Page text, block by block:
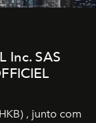
Inc. SAS
, junto com